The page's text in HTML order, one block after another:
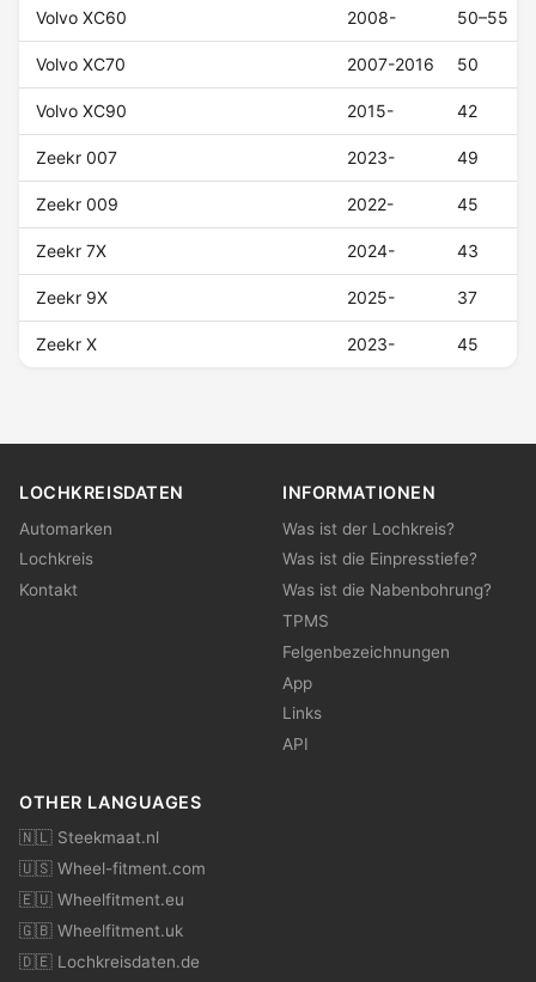
Volvo XC60 2008- 50–55
Volvo XC70 2007-2016 50
Volvo XC90 2015- 42
Zeekr 007 2023- 49
Zeekr 009 2022- 45
Zeekr 7X 2024- 43
Zeekr 9X 2025- 37
Zeekr X 2023- 45
LOCHKREISDATEN
Automarken
Lochkreis
Kontakt
INFORMATIONEN
Was ist der Lochkreis?
Was ist die Einpresstiefe?
Was ist die Nabenbohrung?
TPMS
Felgenbezeichnungen
App
Links
API
OTHER LANGUAGES
🇳🇱 Steekmaat.nl
🇺🇸 Wheel-fitment.com
🇪🇺 Wheelfitment.eu
🇬🇧 Wheelfitment.uk
🇩🇪 Lochkreisdaten.de